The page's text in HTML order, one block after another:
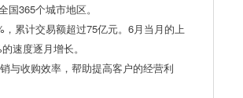
365个城市地区。
累计交易额超过75亿元。6月当月的上
速度逐月增长。
与收购效率，帮助提高客户的经营利